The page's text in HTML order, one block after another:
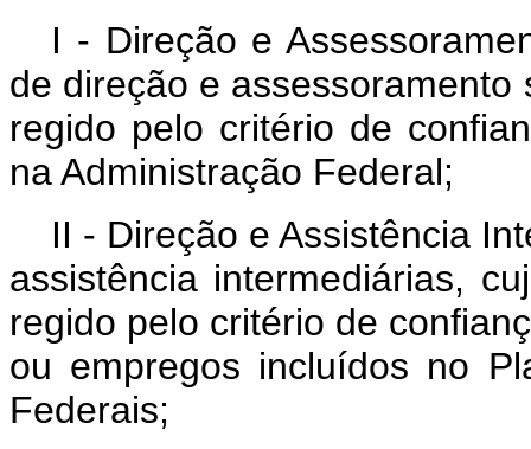
I - Direção e
de direção e
regido pelo critério de
na Administração Federal;
II - Direção e Assistência
assistência intermediárias,
regido pelo critério de
ou empregos incluídos no
Federais;